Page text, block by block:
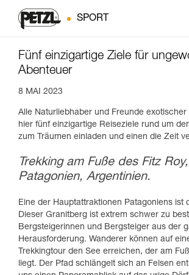
SPORT
Fünf einzigartige Ziele für
Abenteuer
8 MAI 2023
Alle Naturliebhaber und Freunde exotischer
hier fünf einzigartige Reiseziele rund um
zum Träumen einladen und einen die Zeit
Trekking am Fuße des Fitz Roy,
Patagonien, Argentinien.
Eine der Hauptattraktionen Patagoniens ist
Dieser Granitberg ist extrem schwer zu
Bergsteigerinnen und Bergsteiger aus der
Herausforderung. Wanderer können auf
Trekkingtour den See erreichen, der am
liegt. Der Pfad schlängelt sich an Felsen